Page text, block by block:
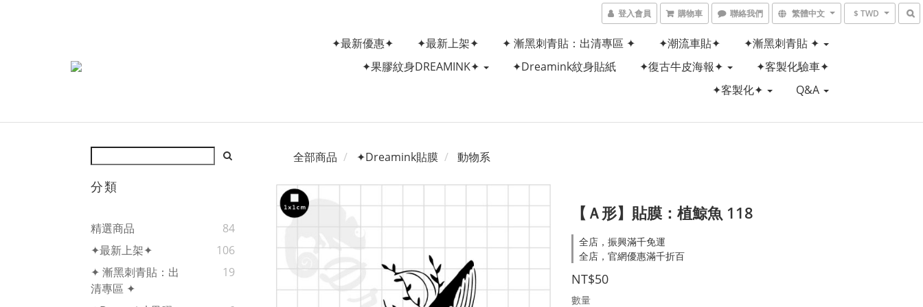
登入會員 購物車 聯絡我們 繁體中文 $ TWD
✦最新優惠✦ ✦最新上架✦ ✦ 漸黑刺青貼：出清專區 ✦ ✦潮流車貼✦
✦漸黑刺青貼 ✦
✦果膠紋身DREAMINK✦
✦Dreamink紋身貼紙 ✦復古牛皮海報✦
✦客製化驗車✦
✦客製化✦
Q&A
分類
精選商品
84
✦最新上架✦
106
✦ 漸黑刺青貼：出
清專區 ✦
19
全部商品 ✦Dreamink貼膜 動物系
【Ａ形】貼膜：植鯨魚 118
全店，振興滿千免運
全店，官網優惠滿千折百
NT$50
數量